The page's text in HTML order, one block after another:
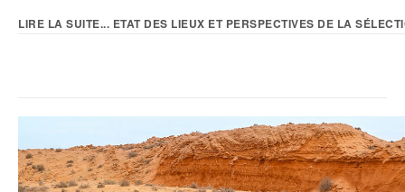
LIRE LA SUITE... ETAT DES LIEUX ET PERSPECTIVES DE LA